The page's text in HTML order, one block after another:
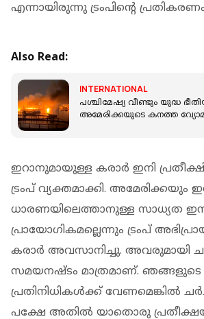
എന്നായിരുന്നു ട്രംപിൻ്റെ
Also Read:
INTERNATIONAL
പശ്ചിമേഷ്യ വീണ്ടും യുദ്ധ
അമേരിക്കയുടെ കനത്ത
ഇറാനുമായുള്ള കരാർ ഇനി
ട്രംപ് വ്യക്തമാക്കി. അമേരിക്കയും
ധാരണയിലെത്താനുള്ള സാധ്യത
പ്രായോഗികമല്ലെന്നും ട്രംപ്
കരാർ അവസാനിച്ചു. അവരുമായി
സമയനഷ്ടം മാത്രമാണ്. ഞങ്ങളുടെ
പ്രതിനിധികൾക്ക് വേണമെങ്കിൽ
പക്ഷേ അതിൽ യാതൊരു